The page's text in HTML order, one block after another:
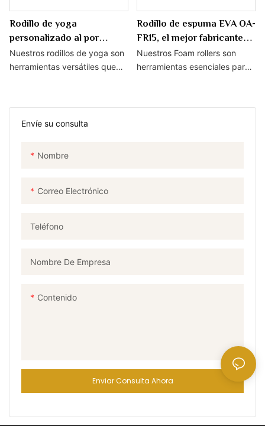
Envíe su consulta
Nombre
Correo Electrónico
Teléfono
Nombre De Empresa
Contenido
Enviar Consulta Ahora
Rodillo de yoga
personalizado al por
mayor Rodillo de espuma
EVA OA-FR13 - One Artistry
Nuestros rodillos de yoga son
herramientas versátiles que
ayudar en el estiramiento y la
liberación muscular.
Rodillo de espuma EVA OA-
FR15, el mejor fabricante
de rodillos de yoga - One
Artistry
Nuestros Foam rollers son
herramientas esenciales para
la tensión muscular y mejorar